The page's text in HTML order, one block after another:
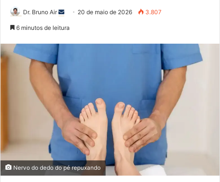
Dr. Bruno Air
Mande20 de maio de 2026 3.807
6 minutos de leitura
Nervo do dedo do pé repuxando